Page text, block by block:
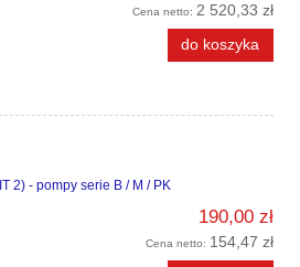
Cena netto: 2 520,33 zł
do koszyka
2) - pompy serie B / M / PK
190,00 zł
Cena netto: 154,47 zł